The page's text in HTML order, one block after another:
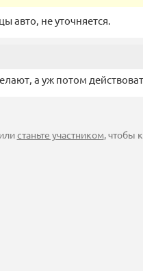
авто, не уточняется.
а уж потом
илистаньте участником, чтобы